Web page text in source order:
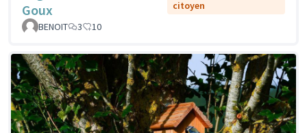
Goux
citoyen
BENOIT
3 10